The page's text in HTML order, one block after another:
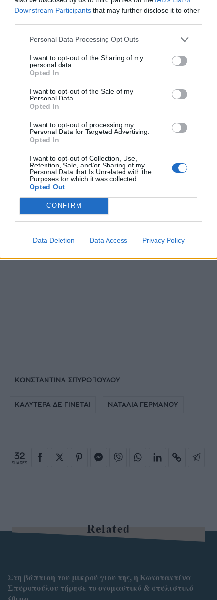
Downstream Participants that may further disclose it to other
Personal Data Processing Opt Outs
I want to opt-out of the Sharing of my
personal data.
Opted In
I want to opt-out of the Sale of my
Personal Data.
Opted In
I want to opt-out of processing my
Personal Data for Targeted Advertising.
Opted In
I want to opt-out of Collection, Use,
Retention, Sale, and/or Sharing of my
Personal Data that Is Unrelated with the
Purposes for which it was collected.
Opted Out
CONFIRM
Data Deletion Data Access Privacy Policy
πάρτυ υπερπαραγωγή
Θα γύριζε στην τηλεόραση;
Σε ερώτηση για το αν θα επέστρεφε στην
τηλεόραση κάποια στιγμή, η Κωνσταντίνα
μεγάλωσε λίγο και ο μικρός της γιος δεν είναι
καθόλου αρνητική σε μια τέτοια επιστροφή,
όμως, αποκάλυψε πως παρότι έχει δεχτεί
προτάσεις, δεν έχει υπάρξει κάποια που να την
Εν αναμονή λοιπόν.
ΚΩΝΣΤΑΝΤΙΝΑ ΣΠΥΡΟΠΟΥΛΟΥ
ΚΑΛΥΤΕΡΑ ΔΕ ΓΙΝΕΤΑΙ ΝΑΤΑΛΙΑ ΓΕΡΜΑΝΟΥ
32
SHARES
Related
Στη βάπτιση του μικρού γιου της, η Κωνσταντίνα
Σπυροπούλου τήρησε το ονομαστικό & στυλιστικό